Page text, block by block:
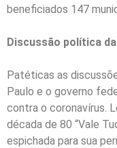
beneficiados 147
Discussão política
Patéticas as
Paulo e o governo
contra o coronavírus.
década de 80 “Vale
espichada para sua